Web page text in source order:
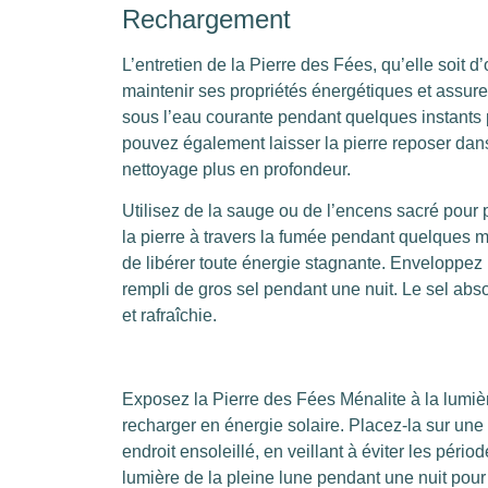
Rechargement
L’entretien de la Pierre des Fées, qu’elle soit
maintenir ses propriétés énergétiques et
sous l’eau courante pendant quelques
pouvez également laisser la pierre reposer
nettoyage plus en profondeur.
Utilisez de la sauge ou de l’encens sacré
la pierre à travers la fumée pendant quelques
de libérer toute énergie stagnante.
rempli de gros sel pendant une nuit. Le sel
et rafraîchie.
Exposez la Pierre des Fées Ménalite à la
recharger en énergie solaire. Placez-la sur
endroit ensoleillé, en veillant à éviter les
lumière de la pleine lune pendant une nuit